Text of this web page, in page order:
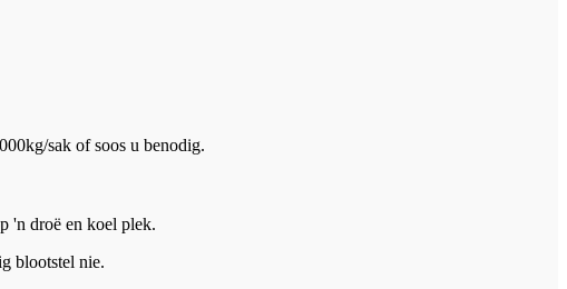
sak of soos u benodig.
'n droë en koel plek.
blootstel nie.